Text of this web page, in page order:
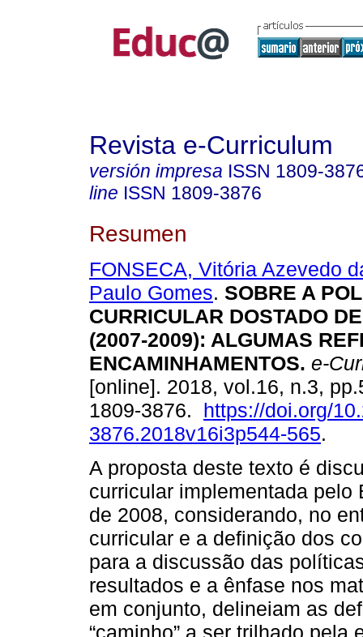
Revista e-Curriculum
versión impresa ISSN 1809-
line ISSN 1809-3876
Resumen
FONSECA, Vitória Azevedo
Paulo Gomes. SOBRE A
CURRICULAR DOSTADO
(2007-2009): ALGUMAS
ENCAMINHAMENTOS. e-
[online]. 2018, vol.16, n.3,
1809-3876. https://doi.org/
3876.2018v16i3p544-565.
A proposta deste texto é
curricular implementada pelo
de 2008, considerando, no
curricular e a definição dos
para a discussão das
resultados e a ênfase nos
em conjunto, delineiam as
“caminho” a ser trilhado